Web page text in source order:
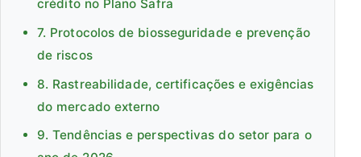
crédito no Plano Safra
7. Protocolos de biosseguridade e prevenção
de riscos
8. Rastreabilidade, certificações e exigências
do mercado externo
9. Tendências e perspectivas do setor para o